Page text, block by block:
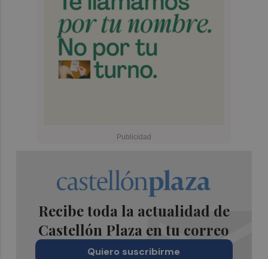
Recibe toda la actualidad de
Castellón Plaza en tu correo
Quiero suscribirme